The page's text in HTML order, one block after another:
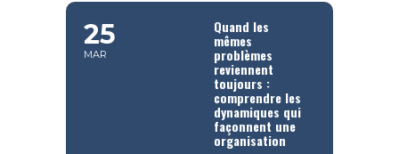
25
MAR
Quand les
mêmes
problèmes
reviennent
toujours :
comprendre les
dynamiques qui
façonnent une
organisation